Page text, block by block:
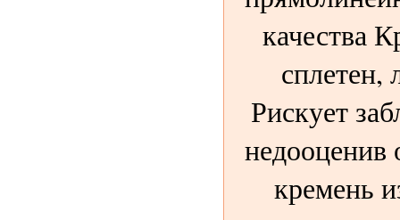
качества
сплетен,
Рискует
недооценив
кремень